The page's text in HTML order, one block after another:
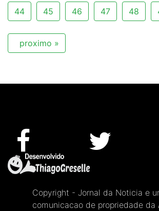
44 45 46 47 48
proximo »
Copyright - Jornal da Noticia e
comunicacao de propriedade da